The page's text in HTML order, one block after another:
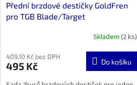
Přední brzdové destičky GoldFren
pro TGB Blade/Target
Skladem (2 ks)
409,10 Kč bez DPH
495 Kč Do košíku